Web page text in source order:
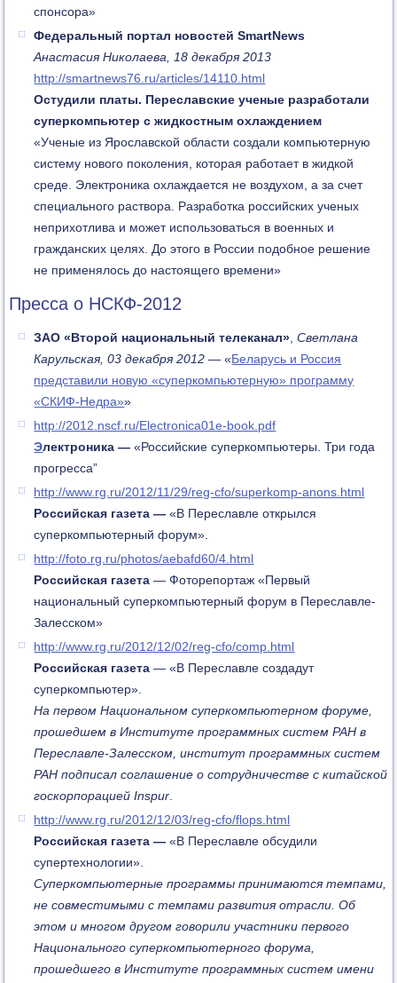
спонсора»
Федеральный портал новостей SmartNews
Анастасия Николаева, 18 декабря 2013
http://smartnews76.ru/articles/14110.html
Остудили платы. Переславские ученые разработали
суперкомпьютер с жидкостным охлаждением
«Ученые из Ярославской области создали компьютерную
систему нового поколения, которая работает в жидкой
среде. Электроника охлаждается не воздухом, а за счет
специального раствора. Разработка российских ученых
неприхотлива и может использоваться в военных и
гражданских целях. До этого в России подобное решение
не применялось до настоящего времени»
Пресса о НСКФ-2012
ЗАО «Второй национальный телеканал» ,Светлана
Карульская, 03 декабря 2012 — «Беларусь и Россия
представили новую «суперкомпьютерную» программу
«СКИФ-Недра»»
http://2012.nscf.ru/Electronica01e-book.pdf
Электроника —«Российские суперкомпьютеры. Три года
прогресса”
http://www.rg.ru/2012/11/29/reg-cfo/superkomp-anons.html
Российская газета —«В Переславле открылся
суперкомпьютерный форум».
http://foto.rg.ru/photos/aebafd60/4.html
Российская газета — Фоторепортаж «Первый
национальный суперкомпьютерный форум в Переславле-
Залесском»
http://www.rg.ru/2012/12/02/reg-cfo/comp.html
Российская газета — «В Переславле создадут
суперкомпьютер».
На первом Национальном суперкомпьютерном форуме,
прошедшем в Институте программных систем РАН в
Переславле-Залесском, институт программных систем
РАН подписал соглашение о сотрудничестве с китайской
госкорпорацией Inspur
http://www.rg.ru/2012/12/03/reg-cfo/flops.html
Российская газета —«В Переславле обсудили
супертехнологии».
Суперкомпьютерные программы принимаются темпами,
не совместимыми с темпами развития отрасли. Об
этом и многом другом говорили участники первого
Национального суперкомпьютерного форума,
прошедшего в Институте программных систем имени